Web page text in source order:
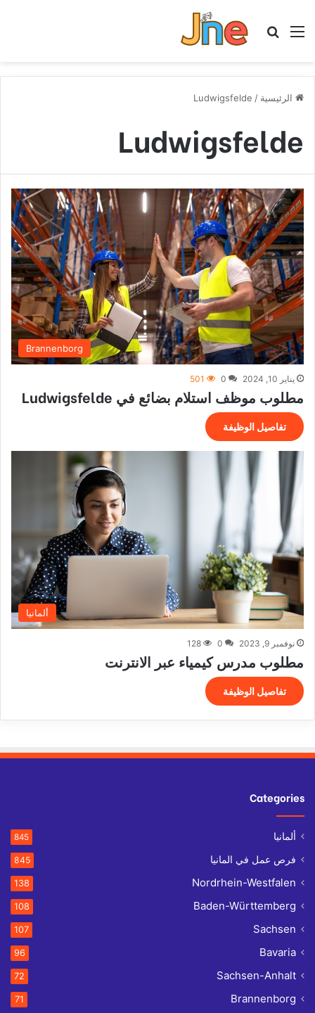
القائمة بحث عن
الرئيسية /
Ludwigsfelde
Ludwigsfelde
Brannenborg
يناير 10, 2024 0
501
مطلوب موظف استلام بضائع في Ludwigsfelde
تفاصيل الوظيفة
ألمانيا
نوفمبر 9, 2023 0
128
مطلوب مدرس كيمياء عبر الانترنت
تفاصيل الوظيفة
Categories
ألمانيا 845
فرص عمل في المانيا 845
Nordrhein-Westfalen
138
Baden-Württemberg
108
Sachsen
107
Bavaria
96
Sachsen-Anhalt
72
Brannenborg
71